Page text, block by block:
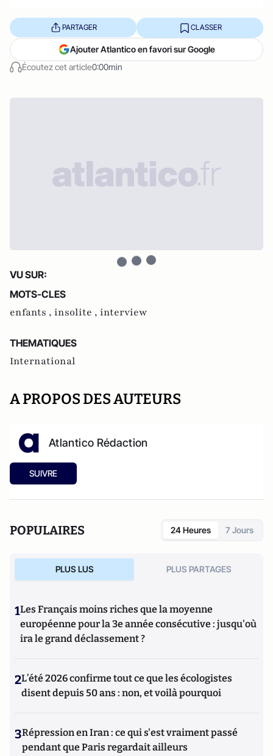
Écoutez cet article0:00min
PARTAGER CLASSER
Ajouter Atlantico en favori sur Google
VU SUR:
MOTS-CLES
enfants , insolite , interview
THEMATIQUES
International
A PROPOS DES AUTEURS
Atlantico Rédaction
SUIVRE
POPULAIRES 24 Heures 7 Jours
PLUS LUS PLUS PARTAGES
1Les Français moins riches que la moyenne
européenne pour la 3e année consécutive : jusqu'où
ira le grand déclassement ?
2L’été 2026 confirme tout ce que les écologistes
disent depuis 50 ans : non, et voilà pourquoi
3Répression en Iran : ce qui s'est vraiment passé
pendant que Paris regardait ailleurs